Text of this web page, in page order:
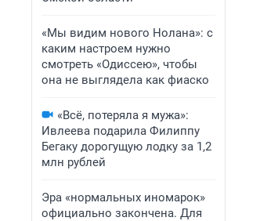
«Мы видим нового Нолана»: с
каким настроем нужно
смотреть «Одиссею», чтобы
она не выглядела как фиаско
«Всё, потеряла я мужа»:
Ивлеева подарила Филиппу
Бегаку дорогущую лодку за 1,2
млн рублей
Эра «нормальных иномарок»
официально закончена. Для